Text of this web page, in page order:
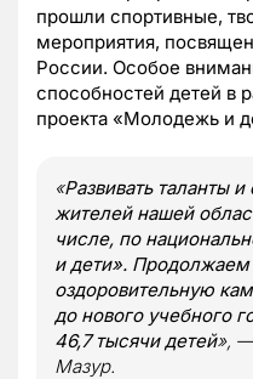
прошли спортивные,
мероприятия,
России. Особое
способностей детей в
проекта «Молодежь и
«Развивать таланты
жителей нашей
числе, по
и дети».
оздоровительную
до нового учебного
46,7 тысячи детей»,
Мазур.